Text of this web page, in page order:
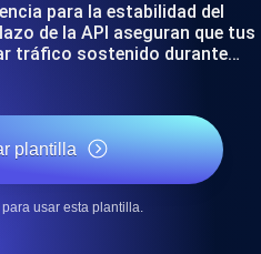
para la estabilidad del
de la API aseguran que tus
tráfico sostenido durante…
plantilla
para usar esta plantilla.